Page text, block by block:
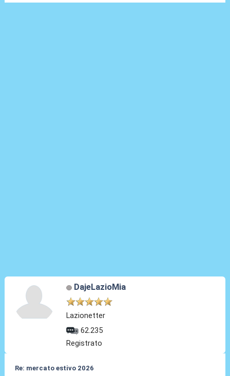
DajeLazioMia
Lazionetter
62.235
Registrato
Re: mercato estivo 2026